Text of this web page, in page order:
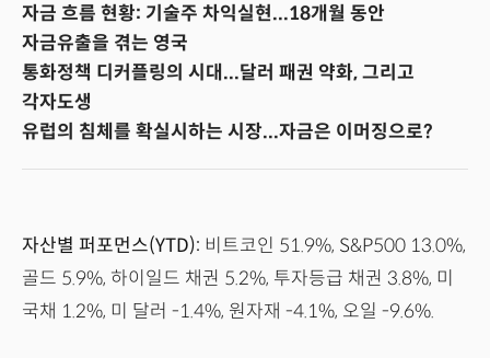
자금 흐름 현황: 기술주 차익실현...18개월 동안
자금유출을 겪는 영국
통화정책 디커플링의 시대...달러 패권 약화, 그리고
각자도생
유럽의 침체를 확실시하는 시장...자금은 이머징으로?
자산별 퍼포먼스(YTD): 비트코인 51.9%, S&P500 13.0%,
골드 5.9%, 하이일드 채권 5.2%, 투자등급 채권 3.8%, 미
국채 1.2%, 미 달러 -1.4%, 원자재 -4.1%, 오일 -9.6%.